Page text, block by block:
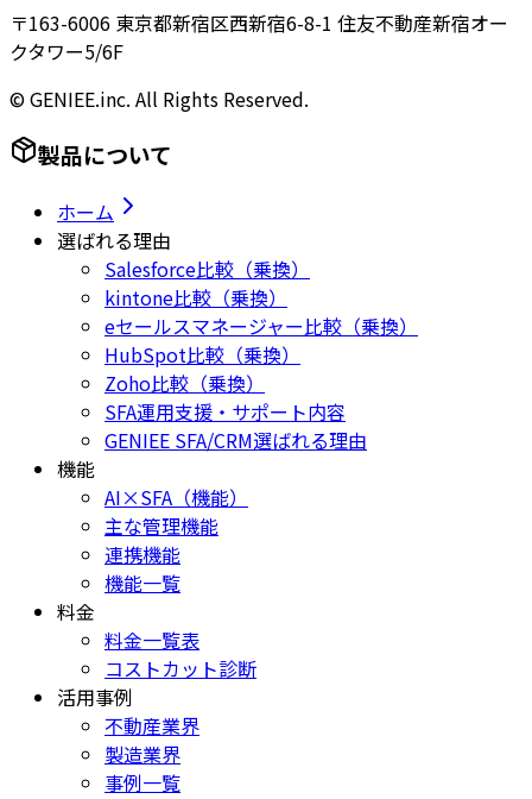
〒163-6006 東京都新宿区西新宿6-8-1 住友不動産新宿オー
クタワー5/6F
© GENIEE.inc. All Rights Reserved.
製品について
ホーム
選ばれる理由
Salesforce比較（乗換）
kintone比較（乗換）
eセールスマネージャー比較（乗換）
HubSpot比較（乗換）
Zoho比較（乗換）
SFA運用支援・サポート内容
GENIEE SFA/CRM選ばれる理由
機能
AI×SFA（機能）
主な管理機能
連携機能
機能一覧
料金
料金一覧表
コストカット診断
活用事例
不動産業界
製造業界
事例一覧